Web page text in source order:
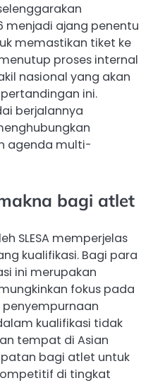
menjadi ajang penentu
memastikan tiket ke
proses internal
nasional yang akan
ini.
berjalannya
agenda multi-
bagi atlet
SLESA memperjelas
kualifikasi. Bagi para
ini merupakan
fokus pada
kualifikasi tidak
tempat di Asian
bagi atlet untuk
di tingkat